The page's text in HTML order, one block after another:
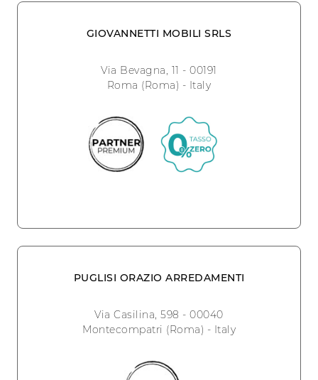
GIOVANNETTI MOBILI SRLS
Via Bevagna, 11 - 00191
Roma (Roma) - Italy
PUGLISI ORAZIO ARREDAMENTI
Via Casilina, 598 - 00040
Montecompatri (Roma) - Italy